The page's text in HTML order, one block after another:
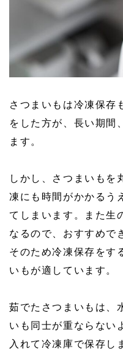
さつまいもは冷凍保存
をした方が、長い期間
ます。
しかし、さつまいもを
凍にも時間がかかるう
てしまいます。また生
なるので、おすすめで
そのため冷凍保存をす
いもが適しています。
茹でたさつまいもは、
いも同士が重ならない
入れて冷凍庫で保存し